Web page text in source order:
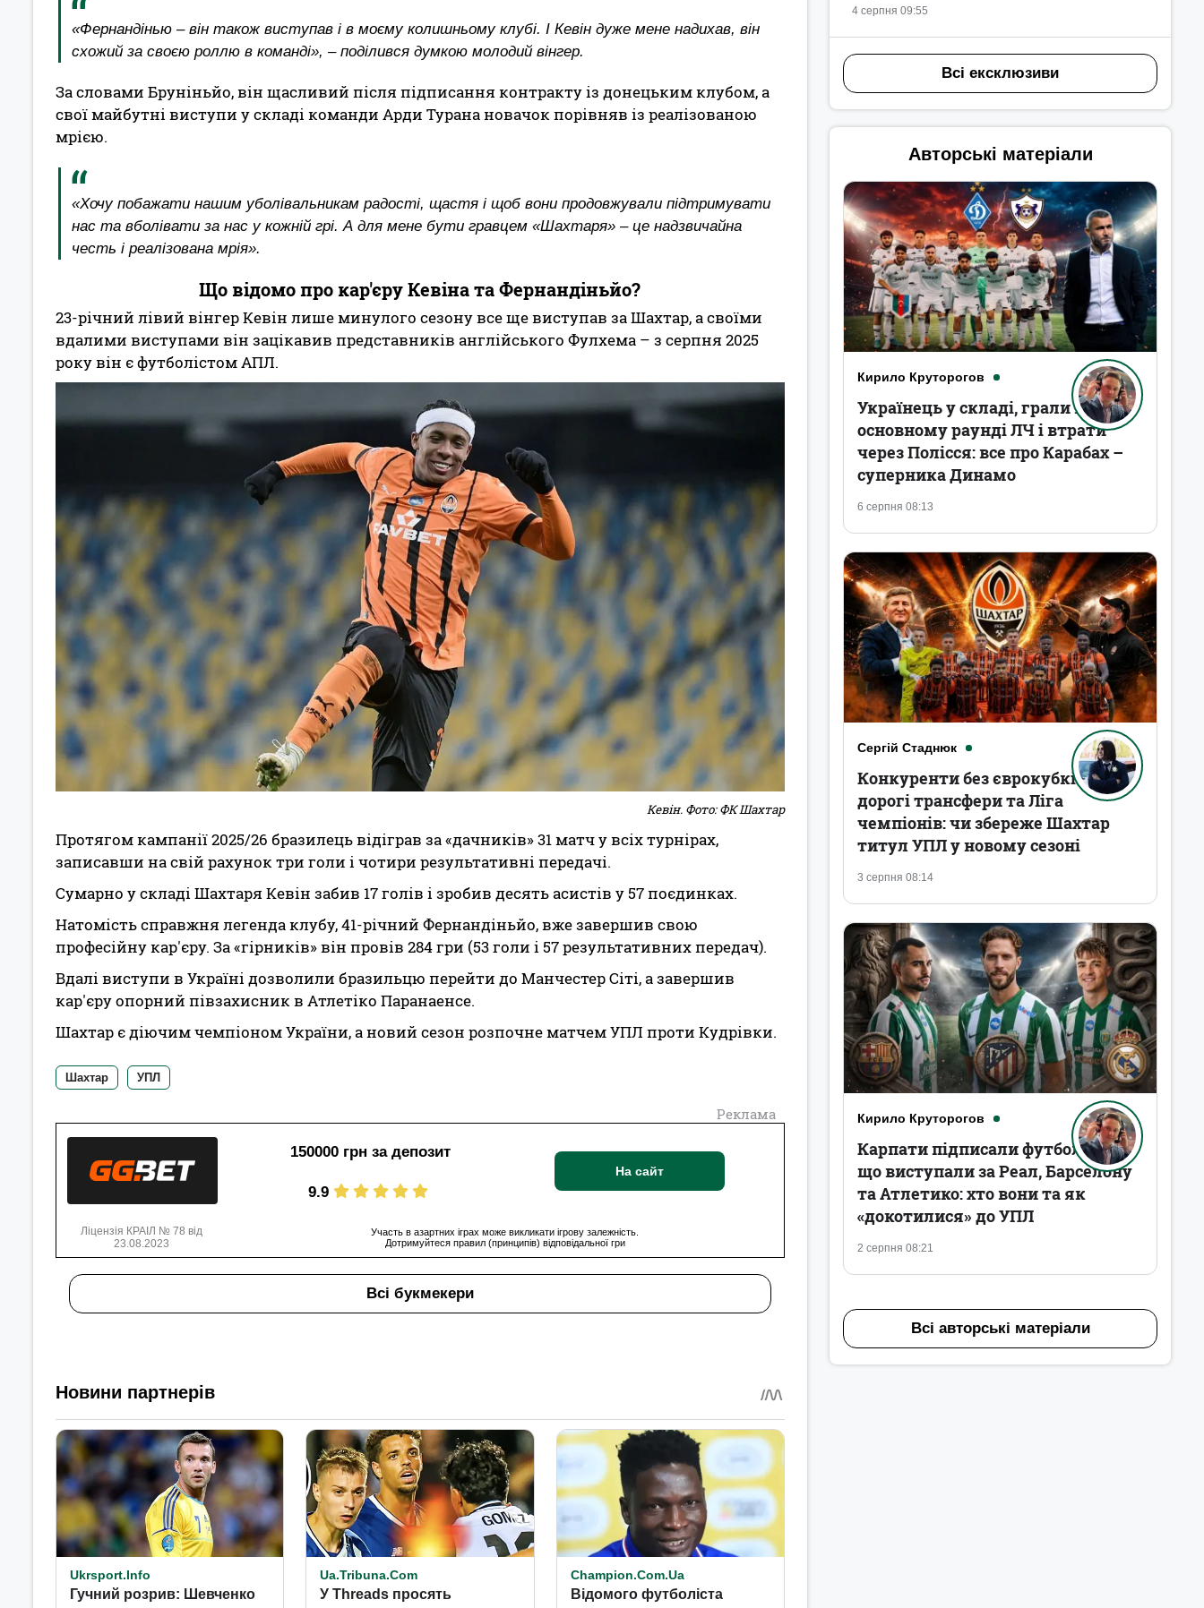
«Фернандінью – він також виступав і в моєму колишньому клубі. І Кевін дуже мене надихав, він
схожий за своєю роллю в команді», – поділився думкою молодий вінгер.
За словами Бруніньйо, він щасливий після підписання контракту із донецьким клубом, а
свої майбутні виступи у складі команди Арди Турана новачок порівняв із реалізованою
мрією.
«Хочу побажати нашим уболівальникам радості, щастя і щоб вони продовжували підтримувати
нас та вболівати за нас у кожній грі. А для мене бути гравцем «Шахтаря» – це надзвичайна
честь і реалізована мрія».
Що відомо про кар'єру Кевіна та Фернандіньйо?
23-річний лівий вінгер Кевін лише минулого сезону все ще виступав за Шахтар, а своїми
вдалими виступами він зацікавив представників англійського Фулхема – з серпня 2025
року він є футболістом АПЛ.
Кевін. Фото: ФК Шахтар
Протягом кампанії 2025/26 бразилець відіграв за «дачників» 31 матч у всіх турнірах,
записавши на свій рахунок три голи і чотири результативні передачі.
Сумарно у складі Шахтаря Кевін забив 17 голів і зробив десять асистів у 57 поєдинках.
Натомість справжня легенда клубу, 41-річний Фернандіньйо, вже завершив свою
професійну кар'єру. За «гірників» він провів 284 гри (53 голи і 57 результативних передач).
Вдалі виступи в Україні дозволили бразильцю перейти до Манчестер Сіті, а завершив
кар'єру опорний півзахисник в Атлетіко Паранаенсе.
Шахтар є діючим чемпіоном України, а новий сезон розпочне матчем УПЛ проти Кудрівки.
Шахтар УПЛ
Реклама
150000 грн за депозит
9.9
На сайт
Ліцензія КРАІЛ № 78 від
23.08.2023
Участь в азартних іграх може викликати ігрову залежність.
Дотримуйтеся правил (принципів) відповідальної гри
Всі букмекери
4 серпня 09:55
Всі ексклюзиви
Авторські матеріали
Кирило Круторогов
6 серпня 08:13
Українець у складі, грали в
основному раунді ЛЧ і втрати
через Полісся: все про Карабах –
суперника Динамо
Сергій Стаднюк
3 серпня 08:14
Конкуренти без єврокубків,
дорогі трансфери та Ліга
чемпіонів: чи збереже Шахтар
титул УПЛ у новому сезоні
Кирило Круторогов
2 серпня 08:21
Карпати підписали футболістів,
що виступали за Реал, Барселону
та Атлетико: хто вони та як
«докотилися» до УПЛ
Всі авторські матеріали